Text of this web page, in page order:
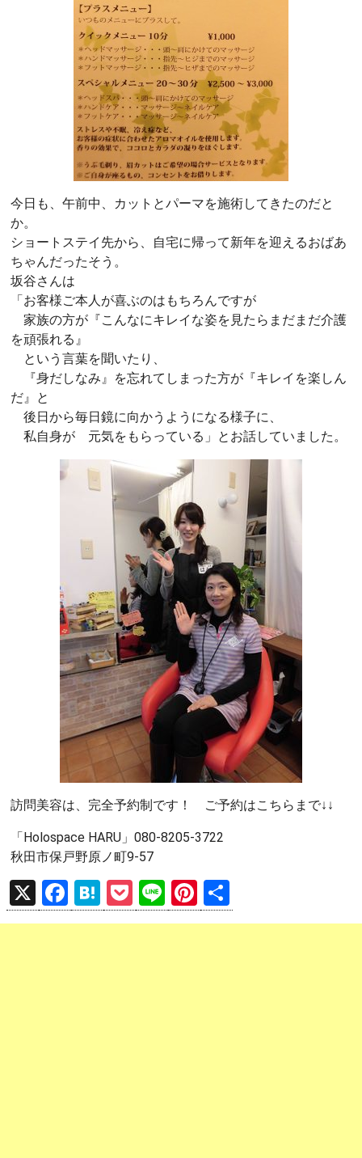
今日も、午前中、カットとパーマを施術してきたのだと
か。
ショートステイ先から、自宅に帰って新年を迎えるおばあ
ちゃんだったそう。
坂谷さんは
「お客様ご本人が喜ぶのはもちろんですが
家族の方が『こんなにキレイな姿を見たらまだまだ介護
を頑張れる』
という言葉を聞いたり、
『身だしなみ』を忘れてしまった方が『キレイを楽しん
だ』と
後日から毎日鏡に向かうようになる様子に、
私自身が 元気をもらっている」とお話していました。
訪問美容は、完全予約制です！ ご予約はこちらまで↓↓
「Holospace HARU」080-8205-3722
秋田市保戸野原ノ町9-57
X
F
a
H
at
P
o
Li
n
Pi
nt 有